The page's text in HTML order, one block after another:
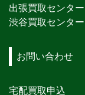
出張買取センター
渋谷買取センター
お問い合わせ
宅配買取申込